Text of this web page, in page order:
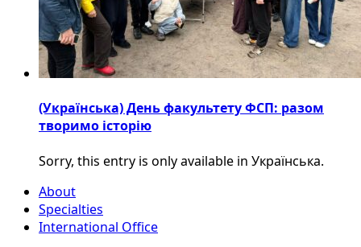
(Українська) День факультету ФСП: разом
творимо історію
Sorry, this entry is only available in Українська.
About
Specialties
International Office